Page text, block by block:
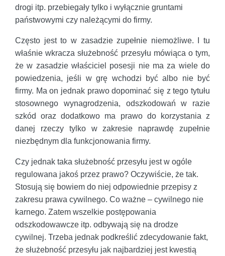
drogi itp. przebiegały tylko i wyłącznie gruntami
państwowymi czy należącymi do firmy.
Często jest to w zasadzie zupełnie niemożliwe. I tu
właśnie wkracza służebność przesyłu mówiąca o tym,
że w zasadzie właściciel posesji nie ma za wiele do
powiedzenia, jeśli w grę wchodzi być albo nie być
firmy. Ma on jednak prawo dopominać się z tego tytułu
stosownego wynagrodzenia, odszkodowań w razie
szkód oraz dodatkowo ma prawo do korzystania z
danej rzeczy tylko w zakresie naprawdę zupełnie
niezbędnym dla funkcjonowania firmy.
Czy jednak taka służebność przesyłu jest w ogóle
regulowana jakoś przez prawo? Oczywiście, że tak.
Stosują się bowiem do niej odpowiednie przepisy z
zakresu prawa cywilnego. Co ważne – cywilnego nie
karnego. Zatem wszelkie postępowania
odszkodowawcze itp. odbywają się na drodze
cywilnej. Trzeba jednak podkreślić zdecydowanie fakt,
że służebność przesyłu jak najbardziej jest kwestią